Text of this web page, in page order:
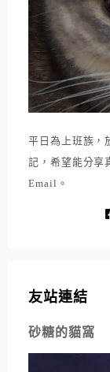
平日為上班族，
記，希望能分享
Email。
友站連結
砂糖的貓窩